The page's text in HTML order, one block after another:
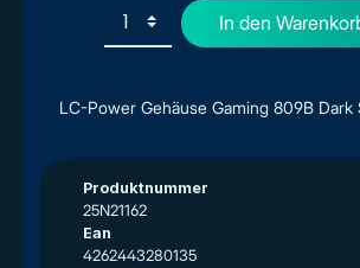
LC-Power Gehäuse Gaming 809B Dark
Produktnummer
25N21162
Ean
4262443280135
In den